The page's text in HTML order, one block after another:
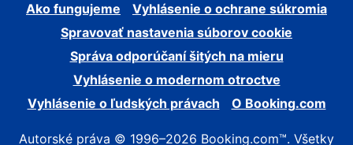
Ako fungujeme
Vyhlásenie o ochrane súkromia
Spravovať nastavenia súborov cookie
Správa odporúčaní šitých na mieru
Vyhlásenie o modernom otroctve
Vyhlásenie o ľudských právach
O Booking.com
Autorské práva © 1996–2026 Booking.com™. Všetky